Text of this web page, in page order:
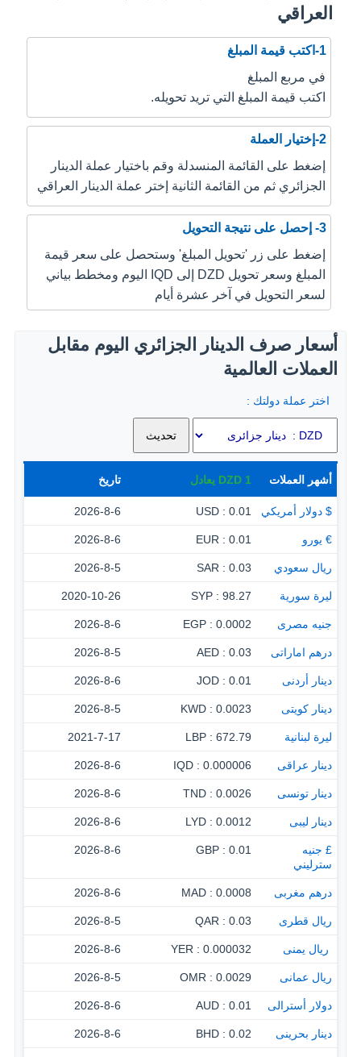
العراقي
1-اكتب قيمة المبلغ
في مربع المبلغ
اكتب قيمة المبلغ التي تريد تحويله.
2-إختيار العملة
إضغط على القائمة المنسدلة وقم باختيار عملة الدينار
الجزائري ثم من القائمة الثانية إختر عملة الدينار العراقي
3- إحصل على نتيجة التحويل
إضغط على زر 'تحويل المبلغ' وستحصل على سعر قيمة
المبلغ وسعر تحويل DZD إلى IQD اليوم ومخطط بياني
لسعر التحويل في آخر عشرة أيام
أسعار صرف الدينار الجزائري اليوم مقابل
العملات العالمية
اختر عملة دولتك :
أشهر العملات 1
DZD يعادل تاريخ
$ دولار أمريكي 0.01 : USD
2026-8-6
€ يورو 0.01 : EUR
2026-8-6
ريال سعودي 0.03 : SAR
2026-8-5
ليرة سورية 98.27 : SYP
2020-10-26
جنيه مصرى 0.0002 : EGP
2026-8-6
درهم اماراتى 0.03 : AED
2026-8-5
دينار أردنى 0.01 : JOD
2026-8-6
دينار كويتى 0.0023 : KWD
2026-8-5
ليرة لبنانية 672.79 : LBP
2021-7-17
دينار عراقى 0.000006 : IQD
2026-8-6
دينار تونسى 0.0026 : TND
2026-8-6
دينار ليبى 0.0012 : LYD
2026-8-6
£ جنيه
سترليني
0.01 : GBP
2026-8-6
درهم مغربى 0.0008 : MAD
2026-8-6
ريال قطرى 0.03 : QAR
2026-8-5
‏ ريال يمنى 0.000032 : YER
2026-8-6
ريال عمانى 0.0029 : OMR
2026-8-5
دولار أسترالى 0.01 : AUD
2026-8-6
دينار بحرينى 0.02 : BHD
2026-8-6